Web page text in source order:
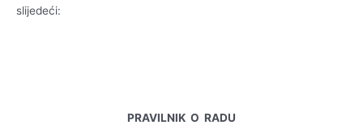
slijedeći:
PRAVILNIK O RADU